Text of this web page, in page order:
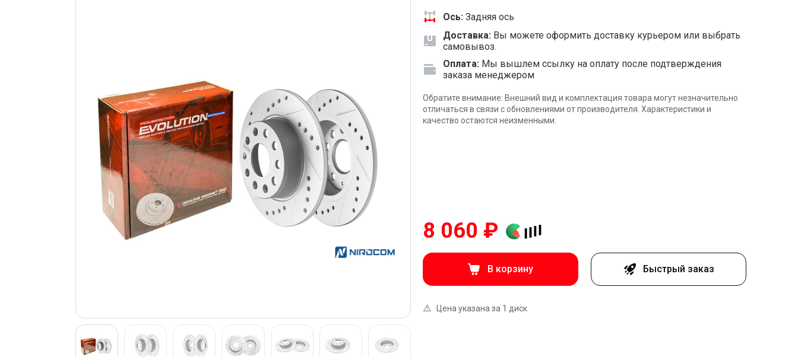
Ось: Задняя ось
Доставка: Вы можете оформить доставку курьером или выбрать
самовывоз.
Оплата: Мы вышлем ссылку на оплату после подтверждения
заказа менеджером
Обратите внимание: Внешний вид и комплектация товара могут незначительно
отличаться в связи с обновлениями от производителя. Характеристики и
качество остаются неизменными.
8 060 ₽
В корзину Быстрый заказ
⚠️ Цена указана за 1 диск